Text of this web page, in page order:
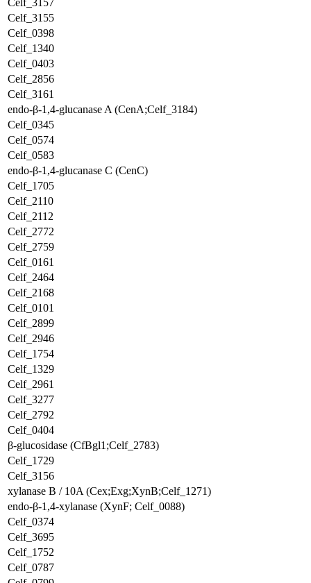
Celf_3157
Celf_3155
Celf_0398
Celf_1340
Celf_0403
Celf_2856
Celf_3161
endo-β-1,4-glucanase A (CenA;Celf_3184)
Celf_0345
Celf_0574
Celf_0583
endo-β-1,4-glucanase C (CenC)
Celf_1705
Celf_2110
Celf_2112
Celf_2772
Celf_2759
Celf_0161
Celf_2464
Celf_2168
Celf_0101
Celf_2899
Celf_2946
Celf_1754
Celf_1329
Celf_2961
Celf_3277
Celf_2792
Celf_0404
β-glucosidase (CfBgl1;Celf_2783)
Celf_1729
Celf_3156
xylanase B / 10A (Cex;Exg;XynB;Celf_1271)
endo-β-1,4-xylanase (XynF; Celf_0088)
Celf_0374
Celf_3695
Celf_1752
Celf_0787